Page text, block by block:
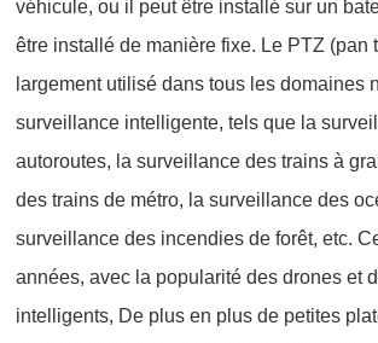
véhicule, ou il peut être installé sur un
être installé de manière fixe. Le PTZ (pan
largement utilisé dans tous les domaines
surveillance intelligente, tels que la
autoroutes, la surveillance des trains à
des trains de métro, la surveillance des
surveillance des incendies de forêt, etc.
années, avec la popularité des drones et
intelligents, De plus en plus de petites